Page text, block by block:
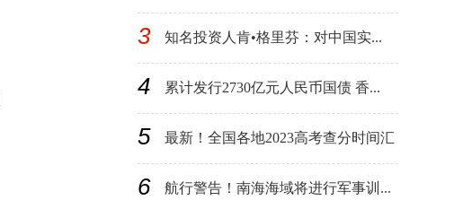
3 知名投资人肯•格里芬：对中国实...
4 累计发行2730亿元人民币国债 香...
5
最新！全国各地2023高考查分时间汇
6 航行警告！南海海域将进行军事训...